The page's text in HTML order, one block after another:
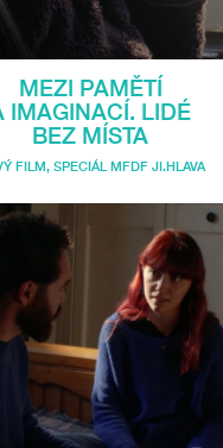
MEZI PAMĚTÍ
IMAGINACÍ. LIDÉ
BEZ MÍSTA
FILM, SPECIÁL MFDF JI.HLAVA